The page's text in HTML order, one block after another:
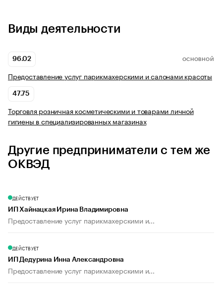
Виды деятельности
96.02 ОСНОВНОЙ
Предоставление услуг парикмахерскими и салонами красоты
47.75
Торговля розничная косметическими и товарами личной
гигиены в специализированных магазинах
Другие предприниматели с тем же
ОКВЭД
ДЕЙСТВУЕТ
ИП Хайнацкая Ирина Владимировна
Предоставление услуг парикмахерскими и...
ДЕЙСТВУЕТ
ИП Дедурина Инна Александровна
Предоставление услуг парикмахерскими и...